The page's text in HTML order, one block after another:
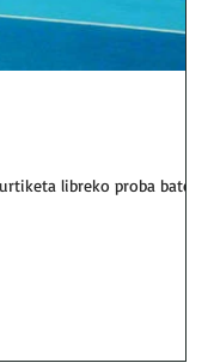
libreko proba batean